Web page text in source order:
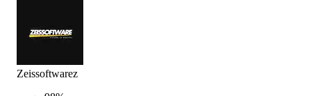
Zeissoftwarez